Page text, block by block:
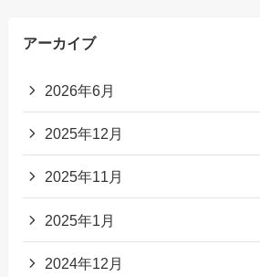
アーカイブ
2026年6月
2025年12月
2025年11月
2025年1月
2024年12月